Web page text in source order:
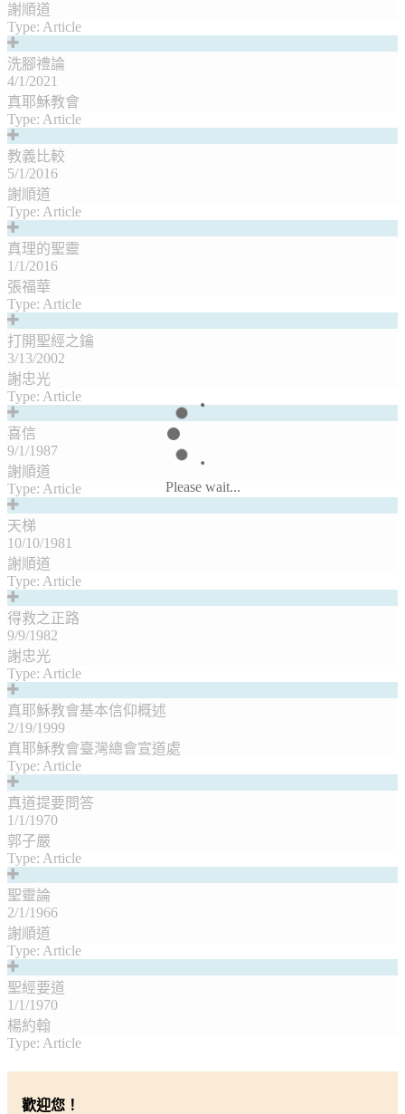
謝順道
Type: Article
洗腳禮論
4/1/2021
真耶穌教會
Type: Article
教義比較
5/1/2016
謝順道
Type: Article
真理的聖靈
1/1/2016
張福華
Type: Article
打開聖經之鑰
3/13/2002
謝忠光
Type: Article
喜信
9/1/1987
謝順道
Type: Article
天梯
10/10/1981
謝順道
Type: Article
得救之正路
9/9/1982
謝忠光
Type: Article
真耶穌教會基本信仰概述
2/19/1999
真耶穌教會臺灣總會宣道處
Type: Article
真道提要問答
1/1/1970
郭子嚴
Type: Article
聖靈論
2/1/1966
謝順道
Type: Article
聖經要道
1/1/1970
楊約翰
Type: Article
Please wait...
歡迎您！